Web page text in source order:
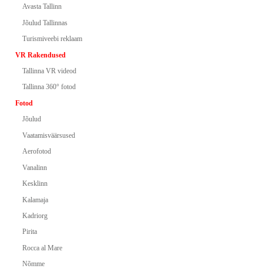
Avasta Tallinn
Jõulud Tallinnas
Turismiveebi reklaam
VR Rakendused
Tallinna VR videod
Tallinna 360° fotod
Fotod
Jõulud
Vaatamisväärsused
Aerofotod
Vanalinn
Kesklinn
Kalamaja
Kadriorg
Pirita
Rocca al Mare
Nõmme